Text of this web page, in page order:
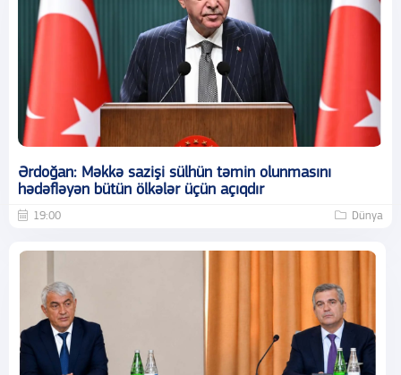
Ərdoğan: Məkkə sazişi sülhün təmin olunmasını
hədəfləyən bütün ölkələr üçün açıqdır
19:00 Dünya